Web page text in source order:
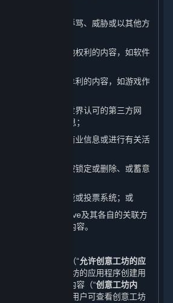
辱、诽谤、造谣、辱骂、威胁或以其他方
犯他人著作权或其他权利的内容，如软件
正当利用游戏漏洞牟利的内容，如游戏作
鱼网站、非经完美世界认可的第三方网
戏充值平台等信息；
、垃圾邮件或其他商业信息或进行有关活
相关版块无关、已被锁定或删除、或蓄意
台的评价、举报功能或投票系统；或
他对完美世界、Valve及其各自的关联方
其他用户权益的内容。
些游戏或应用程序（“允许创意工坊的应
或使用允许创意工坊的应用程序创建用
您将该等用户生成内容（“创意工坊内
的创意工坊页面。用户可查看创意工坊